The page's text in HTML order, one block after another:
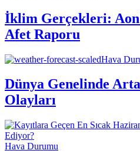
İklim Gerçekleri:
Afet Raporu
Hava
Dünya Genelinde
Olayları
Hava Durumu